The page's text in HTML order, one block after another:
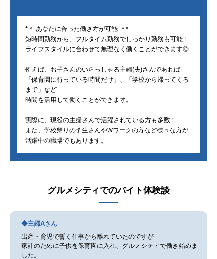
*＊ あなたに合った働き方が可能 ＊*
短時間勤務から、フルタイム勤務でしっかり勤務も可能！
ライフスタイルに合わせて無理なく働くことができます◎
例えば、お子さんのいらっしゃる主婦(夫)さんであれば
「保育園に行っている時間だけ」、「学校から帰ってくる
まで」など
時間を活用して働くことができます。
実際に、現役の主婦さんで活躍されている方も多数！
また、学校帰りの学生さんやWワークの方など様々な方が
活躍中の職場でもあります。
グルメシティでのバイト体験談
◆主婦Aさん
出産・育児で暫く仕事から離れていたのですが
家計のために子供を保育園に入れ、グルメシティで働き始めま
した。